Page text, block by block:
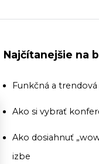
Najčítanejšie na
Funkčná a
Ako si vybrať
Ako dosiahnuť
izbe